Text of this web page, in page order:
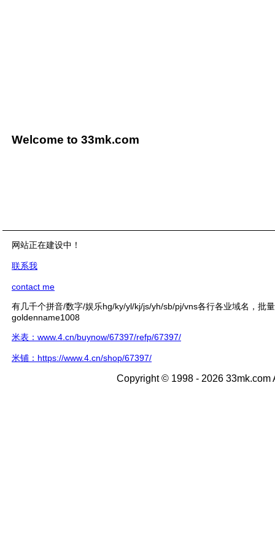
Welcome to 33mk.com
网站正在建设中！
联系我
contact me
有几千个拼音/数字/娱乐hg/ky/yl/kj/js/yh/sb/pj/vns各行各业域名，批
goldenname1008
米表：www.4.cn/buynow/67397/refp/67397/
米铺：https://www.4.cn/shop/67397/
Copyright © 1998 - 2026 33mk.com